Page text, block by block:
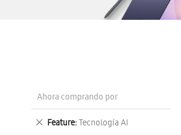
Ahora comprando por
Feature Tecnología AI
Eliminar